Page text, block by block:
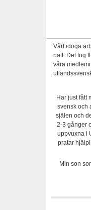
Vårt idoga
natt. Det tog
våra
Har just fått
svensk och
själen och
2-3 gånger
uppvuxna i
pratar
Min son